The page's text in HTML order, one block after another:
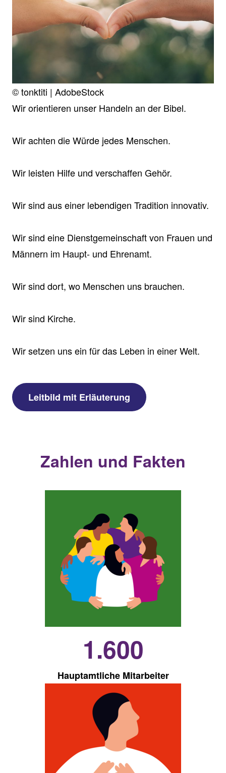
Wir orientieren unser Handeln an der Bibel.
Wir achten die Würde jedes Menschen.
Wir leisten Hilfe und verschaffen Gehör.
Wir sind aus einer lebendigen Tradition innovativ.
Wir sind eine Dienstgemeinschaft von Frauen und
Männern im Haupt- und Ehrenamt.
Wir sind dort, wo Menschen uns brauchen.
Wir sind Kirche.
Wir setzen uns ein für das Leben in einer Welt.
Leitbild mit Erläuterung
© tonktiti | AdobeStock
Zahlen und Fakten
1.600
Hauptamtliche Mitarbeiter